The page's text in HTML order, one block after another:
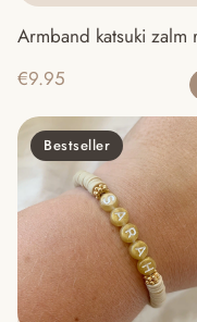
Armband katsuki zalm
€9.95
Bestseller